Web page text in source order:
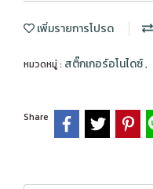
เพิ่มรายการโปรด
หมวดหมู่ : สติ๊กเกอร์อโนไดซ์,
Share